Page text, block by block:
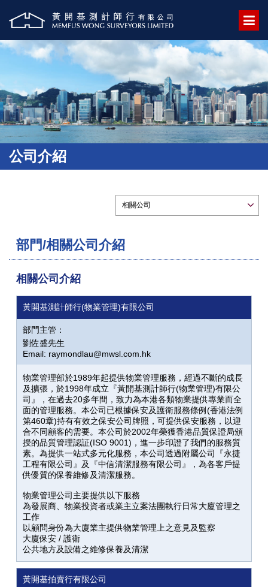
公司介紹
部門/相關公司介紹
相關公司介紹
黃開基測計師行(物業管理)有限公司
部門主管：
劉佐盛先生
Email: raymondlau@mwsl.com.hk
物業管理部於1989年起提供物業管理服務，經過不斷的成長
及擴張，於1998年成立『黃開基測計師行(物業管理)有限公
司』，在過去20多年間，致力為本港各類物業提供專業而全
面的管理服務。本公司已根據保安及護衛服務條例(香港法例
第460章)持有有效之保安公司牌照，可提供保安服務，以迎
合不同顧客的需要。本公司於2002年榮獲香港品質保證局頒
授的品質管理認証(ISO 9001)，進一步印證了我們的服務質
素。為提供一站式多元化服務，本公司透過附屬公司『永捷
工程有限公司』及『中信清潔服務有限公司』，為各客戶提
供優質的保養維修及清潔服務。
物業管理公司主要提供以下服務
為發展商、物業投資者或業主立案法團執行日常大廈管理之
工作
以顧問身份為大廈業主提供物業管理上之意見及監察
大廈保安 / 護衛
公共地方及設備之維修保養及清潔
黃開基拍賣行有限公司